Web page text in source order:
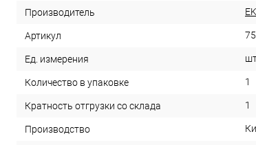
Производитель
Артикул
Ед. измерения
Количество в упаковке 1
Кратность отгрузки со склада 1
Производство